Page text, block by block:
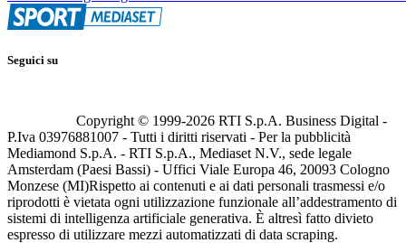
Seguici su
Copyright © 1999-2026 RTI S.p.A. Business Digital -
P.Iva 03976881007 - Tutti i diritti riservati - Per la pubblicità
Mediamond S.p.A. - RTI S.p.A., Mediaset N.V., sede legale
Amsterdam (Paesi Bassi) - Uffici Viale Europa 46, 20093 Cologno
Monzese (MI)Rispetto ai contenuti e ai dati personali trasmessi e/o
riprodotti è vietata ogni utilizzazione funzionale all’addestramento di
sistemi di intelligenza artificiale generativa. È altresì fatto divieto
espresso di utilizzare mezzi automatizzati di data scraping.